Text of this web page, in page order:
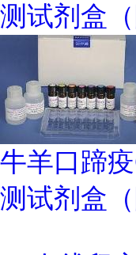
测试剂盒（
牛羊口蹄
测试剂盒（